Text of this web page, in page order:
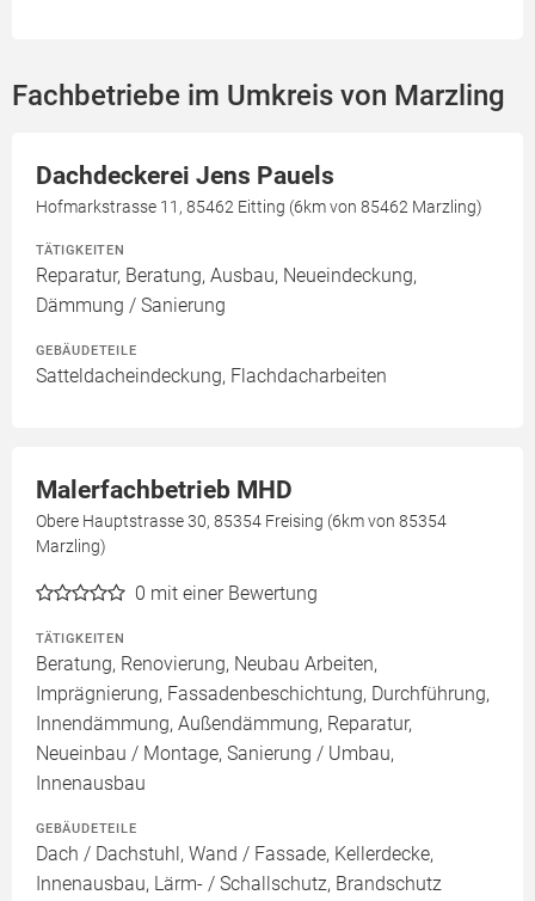
Fachbetriebe im Umkreis von Marzling
Dachdeckerei Jens Pauels
Hofmarkstrasse 11, 85462 Eitting (6km von 85462 Marzling)
TÄTIGKEITEN
Reparatur, Beratung, Ausbau, Neueindeckung,
Dämmung / Sanierung
GEBÄUDETEILE
Satteldacheindeckung, Flachdacharbeiten
Malerfachbetrieb MHD
Obere Hauptstrasse 30, 85354 Freising (6km von 85354
Marzling)
0 mit einer Bewertung
TÄTIGKEITEN
Beratung, Renovierung, Neubau Arbeiten,
Imprägnierung, Fassadenbeschichtung, Durchführung,
Innendämmung, Außendämmung, Reparatur,
Neueinbau / Montage, Sanierung / Umbau,
Innenausbau
GEBÄUDETEILE
Dach / Dachstuhl, Wand / Fassade, Kellerdecke,
Innenausbau, Lärm- / Schallschutz, Brandschutz